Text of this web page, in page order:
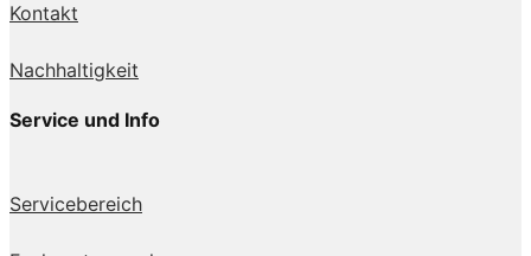
Kontakt
Nachhaltigkeit
Service und Info
Servicebereich